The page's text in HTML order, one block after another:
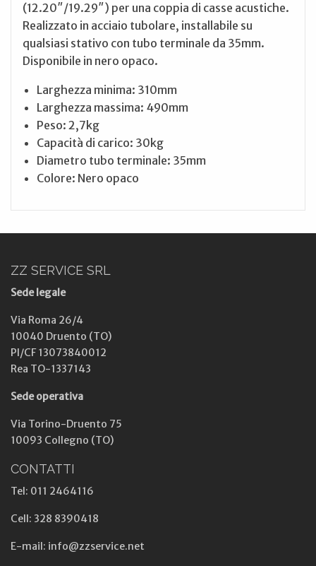
(12.20″/19.29″) per una coppia di casse acustiche.
Realizzato in acciaio tubolare, installabile su
qualsiasi stativo con tubo terminale da 35mm.
Disponibile in nero opaco.
Larghezza minima: 310mm
Larghezza massima: 490mm
Peso: 2,7kg
Capacità di carico: 30kg
Diametro tubo terminale: 35mm
Colore: Nero opaco
ZZ SERVICE SRL
Sede legale
Via Roma 26/4
10040 Druento (TO)
PI/CF 13073840012
Rea TO-1337143
Sede operativa
Via Torino-Druento 75
10093 Collegno (TO)
CONTATTI
Tel: 011 2464116
Cell: 328 8390418
E-mail: info@zzservice.net